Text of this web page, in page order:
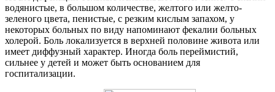
водянистые, в большом количестве, желтого или желто-
зеленого цвета, пенистые, с резким кислым запахом, у
некоторых больных по виду напоминают фекалии больных
холерой. Боль локализуется в верхней половине живота или
имеет диффузный характер. Иногда боль переймистий,
сильнее у детей и может быть основанием для
госпитализации.